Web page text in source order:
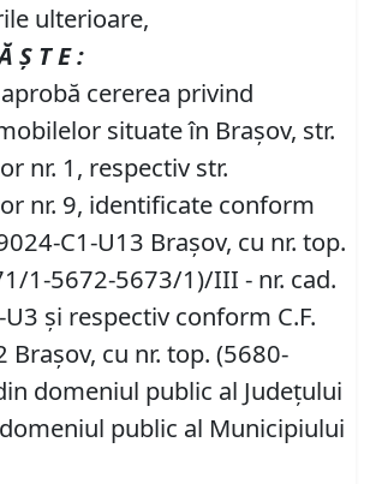
ulterioare,
Ş T E :
aprobă cererea privind
situate în Brașov, str.
nr. 1, respectiv str.
nr. 9, identificate conform
C1-U13 Brașov, cu nr. top.
1-5672-5673/1)/III - nr. cad.
și respectiv conform C.F.
Brașov, cu nr. top. (5680-
domeniul public al Județului
public al Municipiului